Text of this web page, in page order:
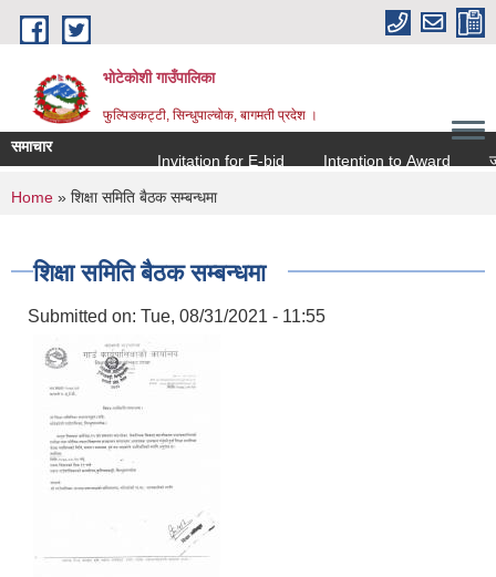
Skip to main content
भोटेकोशी गाउँपालिका
फुल्पिङकट्टी, सिन्धुपाल्चोक, बागमती प्रदेश ।
समाचार
Invitation for E-bid
Intention to Award जो
You are here
Home » शिक्षा समिति बैठक सम्बन्धमा
शिक्षा समिति बैठक सम्बन्धमा
Submitted on: Tue, 08/31/2021 - 11:55